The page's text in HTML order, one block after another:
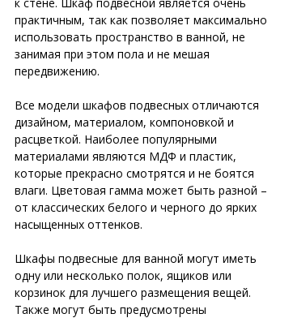
практичным, так как позволяет максимально
использовать пространство в ванной, не
занимая при этом пола и не мешая
передвижению.
Все модели шкафов подвесных отличаются
дизайном, материалом, компоновкой и
расцветкой. Наиболее популярными
материалами являются МДФ и пластик,
которые прекрасно смотрятся и не боятся
влаги. Цветовая гамма может быть разной –
от классических белого и черного до ярких
насыщенных оттенков.
Шкафы подвесные для ванной могут иметь
одну или несколько полок, ящиков или
корзинок для лучшего размещения вещей.
Также могут быть предусмотрены